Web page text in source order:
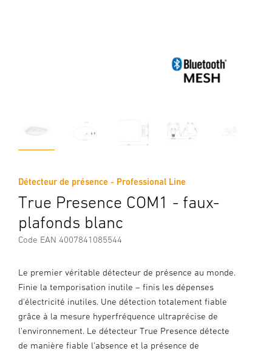
Détecteur de présence - Professional Line
True Presence COM1 - faux-
plafonds blanc
Code EAN 4007841085544
Le premier véritable détecteur de présence au monde.
Finie la temporisation inutile – finis les dépenses
d'électricité inutiles. Une détection totalement fiable
grâce à la mesure hyperfréquence ultraprécise de
l'environnement. Le détecteur True Presence détecte
de manière fiable l'absence et la présence de